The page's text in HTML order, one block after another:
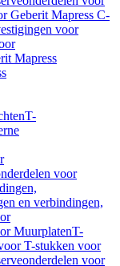
Geberit Mapress C-
voor
Mapress
T-
voor
en verbindingen,
MuurplatenT-
T-stukken voor
voor